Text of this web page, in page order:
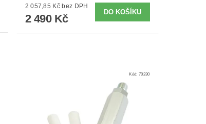
2 057,85 Kč bez DPH
2 490 Kč
Kód:70230